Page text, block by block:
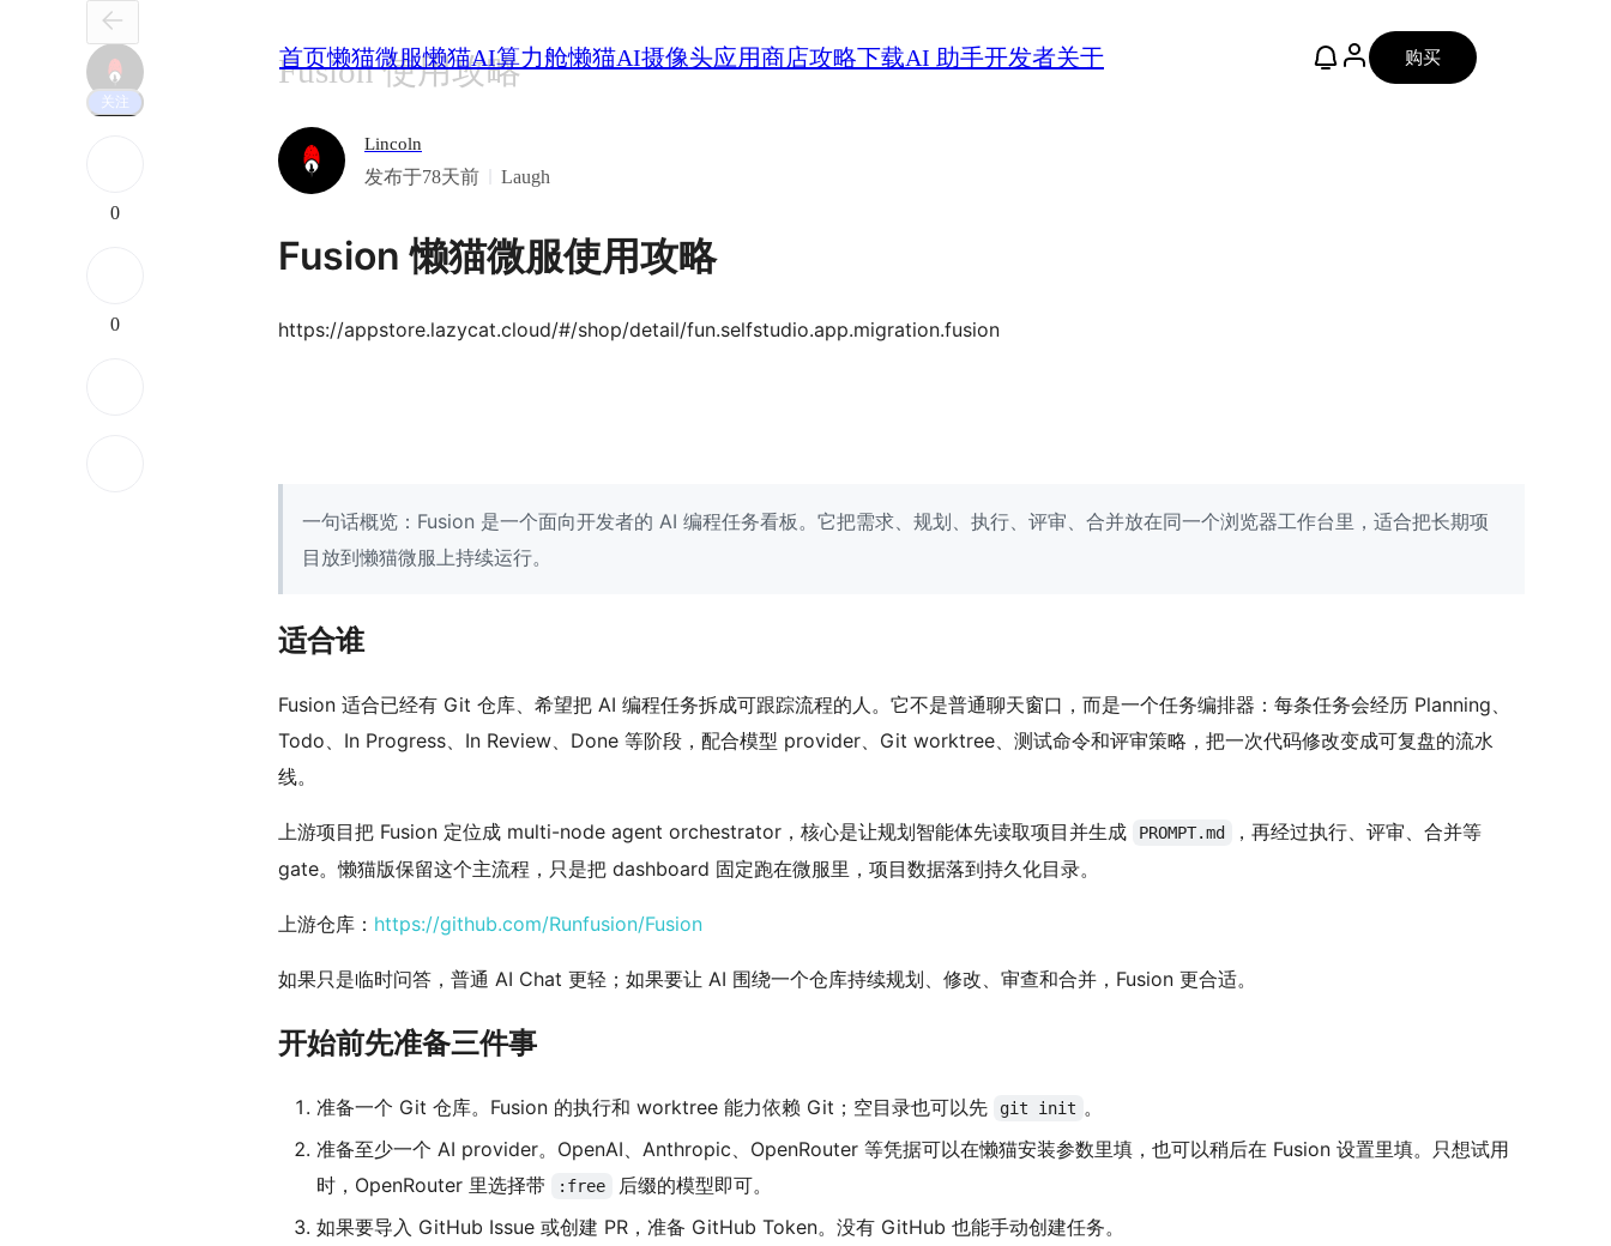
首页懒猫微服懒猫AI算力舱懒猫AI摄像头应用商店攻略下载AI 助手开发者关于 购买
关注
0
0
Fusion 使用攻略
Lincoln
发布于78天前 Laugh
Fusion 懒猫微服使用攻略
https://appstore.lazycat.cloud/#/shop/detail/fun.selfstudio.app.migration.fusion
一句话概览：Fusion 是一个面向开发者的 AI 编程任务看板。它把需求、规划、执行、评审、合并放在同一个浏览器工作台里，适合把长期项
目放到懒猫微服上持续运行。
适合谁
Fusion 适合已经有 Git 仓库、希望把 AI 编程任务拆成可跟踪流程的人。它不是普通聊天窗口，而是一个任务编排器：每条任务会经历 Planning、
Todo、In Progress、In Review、Done 等阶段，配合模型 provider、Git worktree、测试命令和评审策略，把一次代码修改变成可复盘的流水
线。
上游项目把 Fusion 定位成 multi-node agent orchestrator，核心是让规划智能体先读取项目并生成 PROMPT.md
，再经过执行、评审、合并等
gate。懒猫版保留这个主流程，只是把 dashboard 固定跑在微服里，项目数据落到持久化目录。
上游仓库： https://github.com/Runfusion/Fusion
如果只是临时问答，普通 AI Chat 更轻；如果要让 AI 围绕一个仓库持续规划、修改、审查和合并，Fusion 更合适。
开始前先准备三件事
准备一个 Git 仓库。Fusion 的执行和 worktree 能力依赖 Git；空目录也可以先 git init 。
准备至少一个 AI provider。OpenAI、Anthropic、OpenRouter 等凭据可以在懒猫安装参数里填，也可以稍后在 Fusion 设置里填。只想试用
时，OpenRouter 里选择带
:free
后缀的模型即可。
如果要导入 GitHub Issue 或创建 PR，准备 GitHub Token。没有 GitHub 也能手动创建任务。